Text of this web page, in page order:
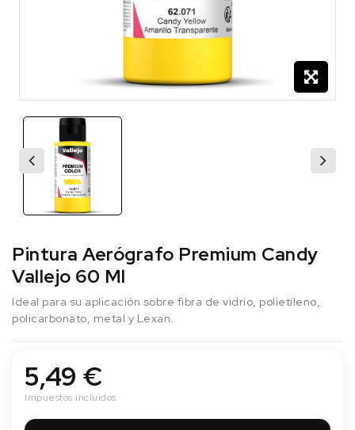
Pintura Aerógrafo Premium Candy
Vallejo 60 Ml
Ideal para su aplicación sobre fibra de vidrio, polietileno,
policarbonato, metal y Lexan.
5,49 €
Impuestos incluidos